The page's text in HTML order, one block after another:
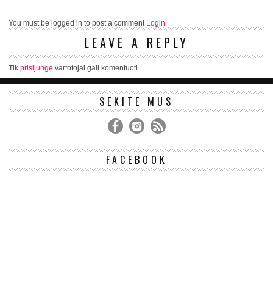
You must be logged in to post a comment Login
LEAVE A REPLY
Tik prisijungę vartotojai gali komentuoti.
SEKITE MUS
FACEBOOK